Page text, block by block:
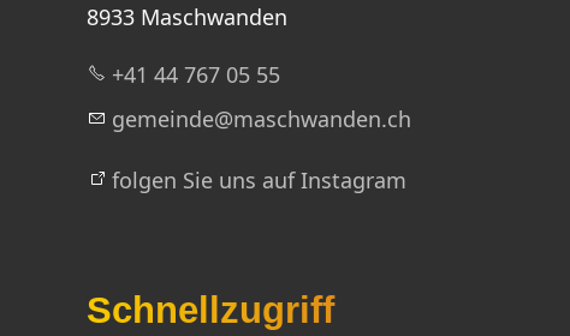
8933 Maschwanden
+41 44 767 05 55
g m nd m schw nd n ch
folgen Sie uns auf Instagram
Schnellzugriff